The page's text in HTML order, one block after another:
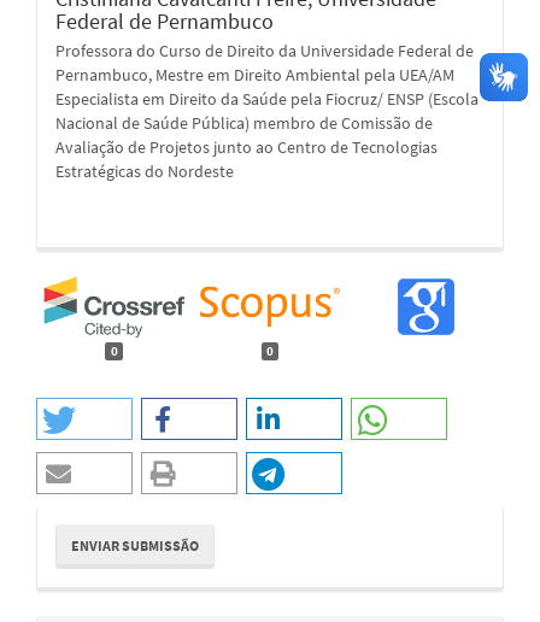
Federal de Pernambuco
Professora do Curso de Direito da Universidade Federal de
Pernambuco, Mestre em Direito Ambiental pela UEA/AM
Especialista em Direito da Saúde pela Fiocruz/ ENSP (Escola
Nacional de Saúde Pública) membro de Comissão de
Avaliação de Projetos junto ao Centro de Tecnologias
Estratégicas do Nordeste
0 0
Enviar
Submissão
ENVIAR SUBMISSÃO